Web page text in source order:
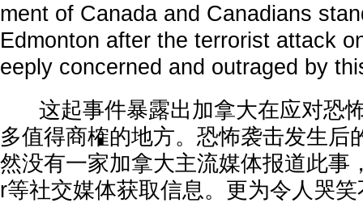
ment of Canada and Canadians
Edmonton after the terrorist attack
eeply concerned and outraged by
这起事件暴露出加拿大在应对恐
多值得商榷的地方。恐怖袭击发生后
然没有一家加拿大主流媒体报道此事
r等社交媒体获取信息。更为令人哭